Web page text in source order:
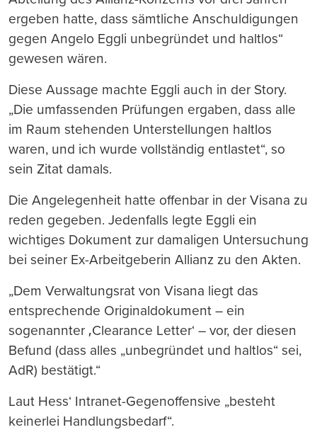
ergeben hatte, dass sämtliche Anschuldigungen
gegen Angelo Eggli unbegründet und haltlos“
gewesen wären.
Diese Aussage machte Eggli auch in der Story.
„Die umfassenden Prüfungen ergaben, dass alle
im Raum stehenden Unterstellungen haltlos
waren, und ich wurde vollständig entlastet“, so
sein Zitat damals.
Die Angelegenheit hatte offenbar in der Visana zu
reden gegeben. Jedenfalls legte Eggli ein
wichtiges Dokument zur damaligen Untersuchung
bei seiner Ex-Arbeitgeberin Allianz zu den Akten.
„Dem Verwaltungsrat von Visana liegt das
entsprechende Originaldokument – ein
sogenannter ‚Clearance Letter‘ – vor, der diesen
Befund (dass alles „unbegründet und haltlos“ sei,
AdR) bestätigt.“
Laut Hess‘ Intranet-Gegenoffensive „besteht
keinerlei Handlungsbedarf“.